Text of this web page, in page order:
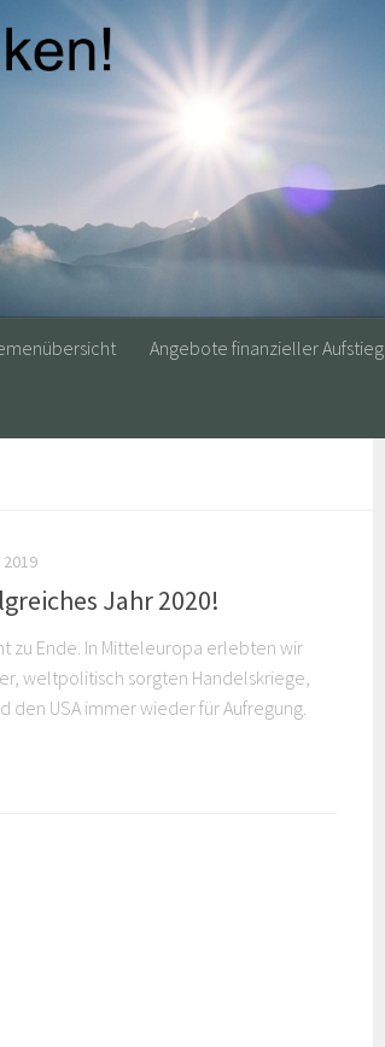
Angebote finanzieller Aufstieg
2019
Jahr 2020!
zu Ende. In Mitteleuropa erlebten wir
weltpolitisch sorgten Handelskriege,
den USA immer wieder für Aufregung.